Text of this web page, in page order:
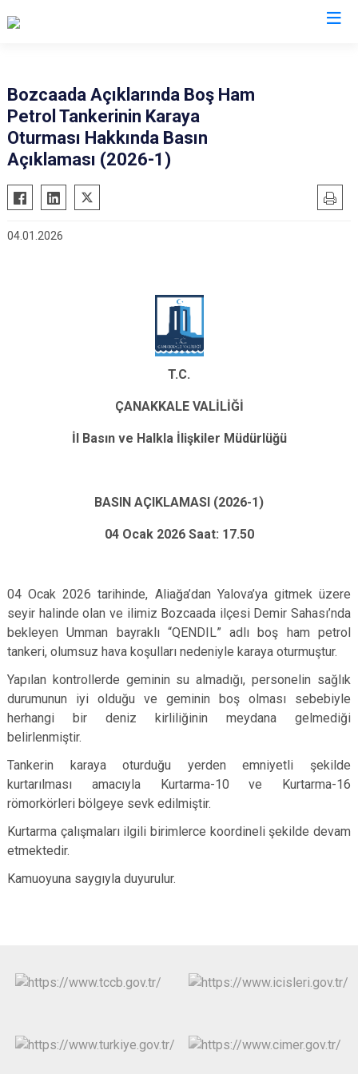
Bozcaada Açıklarında Boş Ham
Petrol Tankerinin Karaya
Oturması Hakkında Basın
Açıklaması (2026-1)
04.01.2026
T.C.
ÇANAKKALE VALİLİĞİ
İl Basın ve Halkla İlişkiler Müdürlüğü
BASIN AÇIKLAMASI (2026-1)
04 Ocak 2026 Saat: 17.50
04 Ocak 2026 tarihinde, Aliağa’dan Yalova’ya gitmek üzere
seyir halinde olan ve ilimiz Bozcaada ilçesi Demir Sahası’nda
bekleyen Umman bayraklı “QENDIL” adlı boş ham petrol
tankeri, olumsuz hava koşulları nedeniyle karaya oturmuştur.
Yapılan kontrollerde geminin su almadığı, personelin sağlık
durumunun iyi olduğu ve geminin boş olması sebebiyle
herhangi bir deniz kirliliğinin meydana gelmediği
belirlenmiştir.
Tankerin karaya oturduğu yerden emniyetli şekilde
kurtarılması amacıyla Kurtarma-10 ve Kurtarma-16
römorkörleri bölgeye sevk edilmiştir.
Kurtarma çalışmaları ilgili birimlerce koordineli şekilde devam
etmektedir.
Kamuoyuna saygıyla duyurulur.